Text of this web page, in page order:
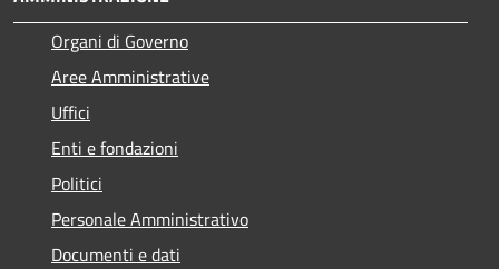
Organi di Governo
Aree Amministrative
Uffici
Enti e fondazioni
Politici
Personale Amministrativo
Documenti e dati